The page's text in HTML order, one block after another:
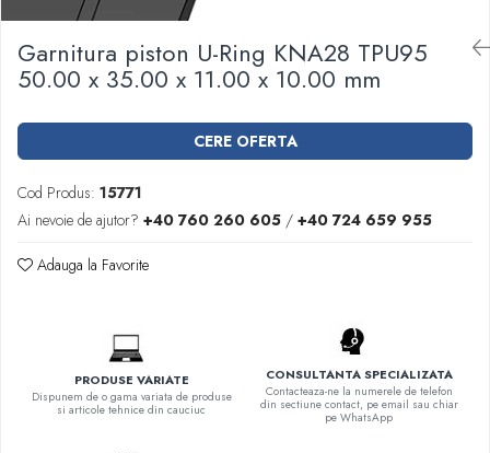
Garnituri racord filetat
Garnituri tip flanse
Pentru etansari cu gauri de trecere a
86071
Pentru flanse plate cu umar (RF) conform
DIN 2690
Garnitura piston U-Ring KNA28 TPU95
50.00 x 35.00 x 11.00 x 10.00 mm
CERE OFERTA
Cod Produs: 15771
Ai nevoie de ajutor? +40 760 260 605 / +40 724 659 955
Adauga la Favorite
PRODUSE VARIATE
Dispunem de o gama variata de produse
si articole tehnice din cauciuc
CONSULTANTA SPECIALIZATA
Contacteaza-ne la numerele de telefon
din sectiune contact, pe email sau chiar
pe WhatsApp